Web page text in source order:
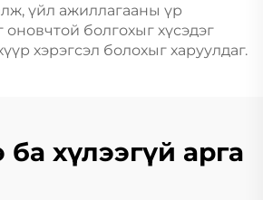
үйл ажиллагааны үр
болгохыг хүсэдэг
хэрэгсэл болохыг харуулдаг.
ба хүлээгүй арга